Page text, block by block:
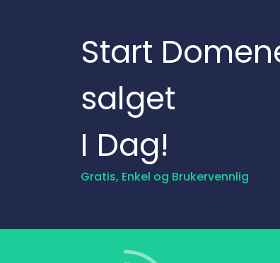
Start
salget
I Dag!
Gratis, Enkel og Brukervennlig